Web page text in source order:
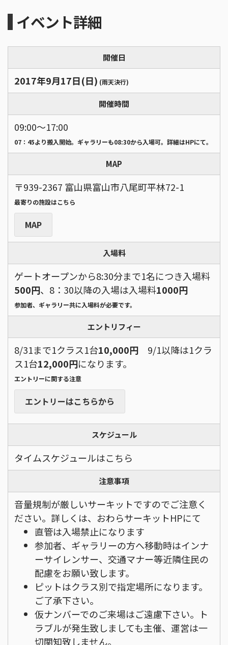
イベント詳細
開催日
2017年9月17日(日) (雨天決行)
開催時間
09:00〜17:00
07：45より搬入開始。ギャラリーも08:30から入場可。詳細はHPにて。
MAP
〒939-2367 富山県富山市八尾町平林72-1
最寄りの施設はこちら
MAP
入場料
ゲートオープンから8:30分まで1名につき入場料
500円、8：30以降の入場は入場料1000円
参加者、ギャラリー共に入場料が必要です。
エントリフィー
8/31まで1クラス1台10,000円 9/1以降は1クラ
ス1台12,000円になります。
エントリーに関する注意
エントリーはこちらから
スケジュール
タイムスケジュールはこちら
注意事項
音量規制が厳しいサーキットですのでご注意く
ださい。 詳しくは、おわらサーキットHPにて
直管は入場禁止になります
参加者、ギャラリーの方へ移動時はインナ
ーサイレンサー、交通マナー等近隣住民の
配慮をお願い致します。
ピットはクラス別で指定場所になります。
ご了承下さい。
仮ナンバーでのご来場はご遠慮下さい。ト
ラブルが発生致しましても主催、運営は一
切関知致しません。